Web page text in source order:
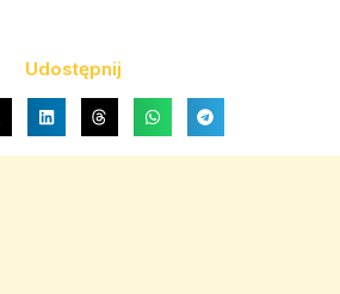
Udostępnij